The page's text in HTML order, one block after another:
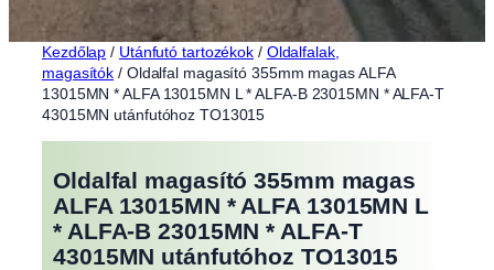
Kezdőlap / Utánfutó tartozékok / Oldalfalak,
magasítók / Oldalfal magasító 355mm magas ALFA
13015MN * ALFA 13015MN L * ALFA-B 23015MN * ALFA-T
43015MN utánfutóhoz TO13015
Oldalfal magasító 355mm magas
ALFA 13015MN * ALFA 13015MN L
* ALFA-B 23015MN * ALFA-T
43015MN utánfutóhoz TO13015